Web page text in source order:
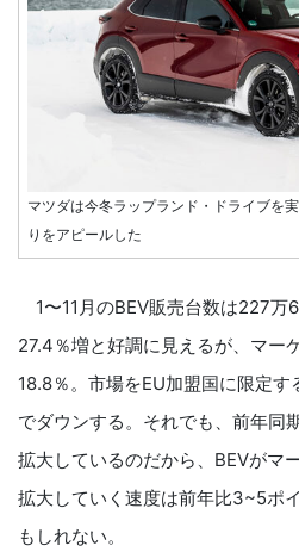
マツダは今冬ラップランド・ドライブを
りをアピールした
1〜11月のBEV販売台数は227万
27.4％増と好調に見えるが、マー
18.8％。市場をEU加盟国に限定す
でダウンする。それでも、前年同
拡大しているのだから、BEVがマ
拡大していく速度は前年比3~5ポ
もしれない。